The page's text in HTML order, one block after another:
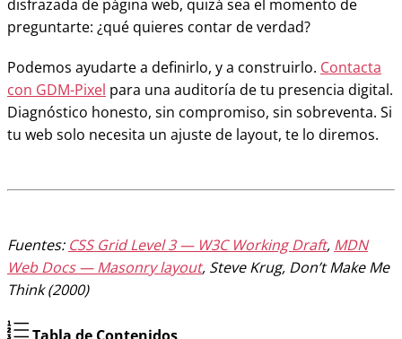
disfrazada de página web, quizá sea el momento de
preguntarte: ¿qué quieres contar de verdad?
Podemos ayudarte a definirlo, y a construirlo. Contacta
con GDM-Pixel para una auditoría de tu presencia digital.
Diagnóstico honesto, sin compromiso, sin sobreventa. Si
tu web solo necesita un ajuste de layout, te lo diremos.
Fuentes: CSS Grid Level 3 — W3C Working Draft, MDN
Web Docs — Masonry layout, Steve Krug, Don’t Make Me
Think (2000)